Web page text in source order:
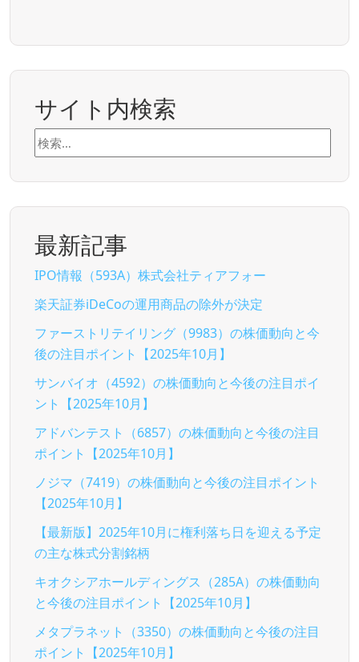
サイト内検索
検
索:
最新記事
IPO情報（593A）株式会社ティアフォー
楽天証券iDeCoの運用商品の除外が決定
ファーストリテイリング（9983）の株価動向と今
後の注目ポイント【2025年10月】
サンバイオ（4592）の株価動向と今後の注目ポイ
ント【2025年10月】
アドバンテスト（6857）の株価動向と今後の注目
ポイント【2025年10月】
ノジマ（7419）の株価動向と今後の注目ポイント
【2025年10月】
【最新版】2025年10月に権利落ち日を迎える予定
の主な株式分割銘柄
キオクシアホールディングス（285A）の株価動向
と今後の注目ポイント【2025年10月】
メタプラネット（3350）の株価動向と今後の注目
ポイント【2025年10月】